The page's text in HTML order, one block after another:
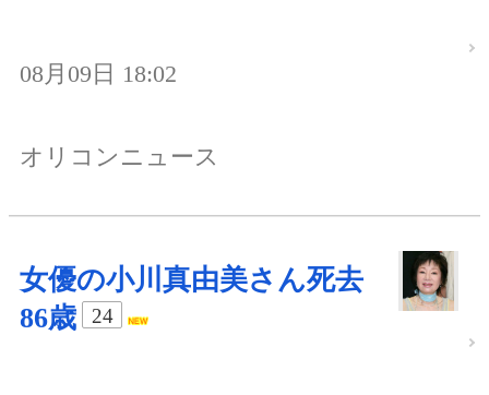
08月09日 18:02
オリコンニュース
女優の小川真由美さん死去
86歳
24